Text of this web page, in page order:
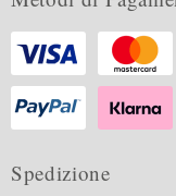
Spedizione